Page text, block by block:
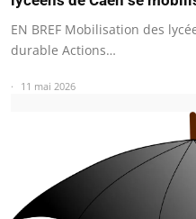
EN BREF Mobilisation des
durable Actions…
11 mai 2026